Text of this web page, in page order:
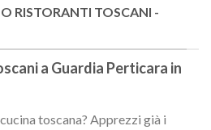
RISTORANTI TOSCANI -
a Guardia Perticara in
toscana? Apprezzi già i